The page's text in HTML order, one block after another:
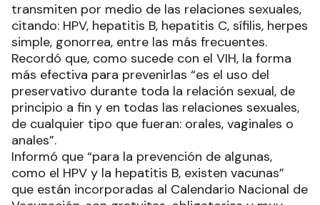
transmiten por medio de las relaciones sexuales,
citando: HPV, hepatitis B, hepatitis C, sífilis, herpes
simple, gonorrea, entre las más frecuentes.
Recordó que, como sucede con el VIH, la forma
más efectiva para prevenirlas “es el uso del
preservativo durante toda la relación sexual, de
principio a fin y en todas las relaciones sexuales,
de cualquier tipo que fueran: orales, vaginales o
anales”.
Informó que “para la prevención de algunas,
como el HPV y la hepatitis B, existen vacunas”
que están incorporadas al Calendario Nacional de